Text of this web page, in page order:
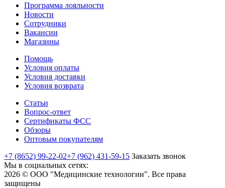
Программа лояльности
Новости
Сотрудники
Вакансии
Магазины
Помощь
Условия оплаты
Условия доставки
Условия возврата
Статьи
Вопрос-ответ
Сертификаты ФСС
Обзоры
Оптовым покупателям
+7 (8652) 99-22-02+7 (962) 431-59-15 Заказать звонок
Мы в социальных сетях:
2026 © ООО "Медицинские технологии". Все права
защищены